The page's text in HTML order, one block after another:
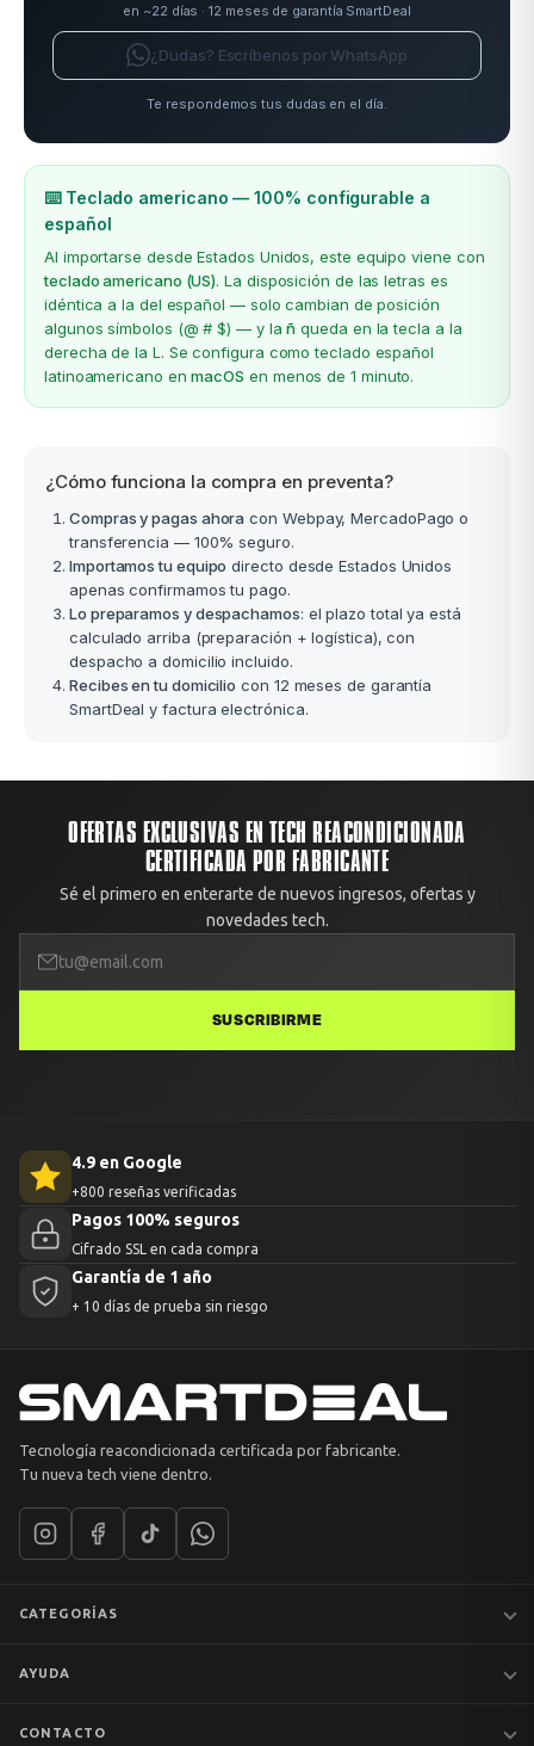
en ~22 días · 12 meses de garantía SmartDeal
¿Dudas? Escríbenos por WhatsApp
Te respondemos tus dudas en el día.
⌨️ Teclado americano — 100% configurable a
español
Al importarse desde Estados Unidos, este equipo viene con
teclado americano (US). La disposición de las letras es
idéntica a la del español — solo cambian de posición
algunos símbolos (@ # $) — y lañ queda en la tecla a la
derecha de la L. Se configura como teclado español
latinoamericano enmacOS en menos de 1 minuto.
¿Cómo funciona la compra en preventa?
Compras y pagas ahora con Webpay, MercadoPago o
transferencia — 100% seguro.
Importamos tu equipo directo desde Estados Unidos
apenas confirmamos tu pago.
Lo preparamos y despachamos: el plazo total ya está
calculado arriba (preparación + logística), con
despacho a domicilio incluido.
Recibes en tu domicilio con 12 meses de garantía
SmartDeal y factura electrónica.
OFERTAS EXCLUSIVAS EN TECH REACONDICIONADA
CERTIFICADA POR FABRICANTE
Sé el primero en enterarte de nuevos ingresos, ofertas y
novedades tech.
SUSCRIBIRME
4.9 en Google
+800 reseñas verificadas
Pagos 100% seguros
Cifrado SSL en cada compra
Garantía de 1 año
+ 10 días de prueba sin riesgo
Tecnología reacondicionada certificada por fabricante.
Tu nueva tech viene dentro.
CATEGORÍAS
AYUDA
CONTACTO